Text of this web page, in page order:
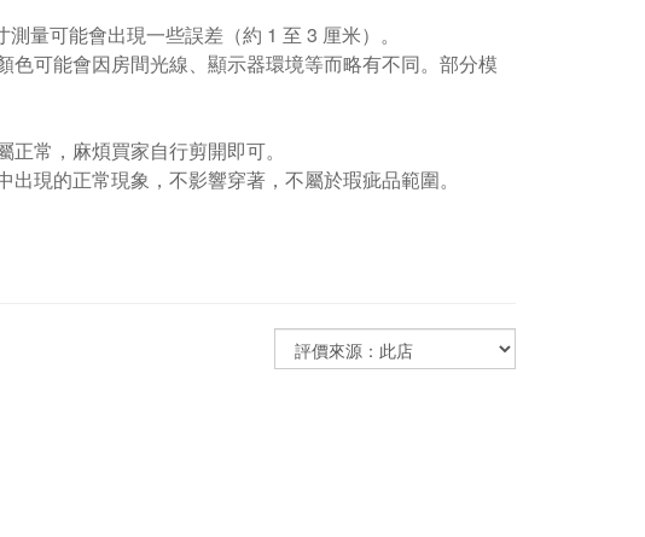
量可能會出現一些誤差（約 1 至 3 厘米）。
可能會因房間光線、顯示器環境等而略有不同。部分模
常，麻煩買家自行剪開即可。
現的正常現象，不影響穿著，不屬於瑕疵品範圍。